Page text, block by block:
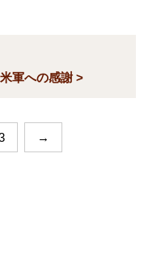
軍への感謝 >
→